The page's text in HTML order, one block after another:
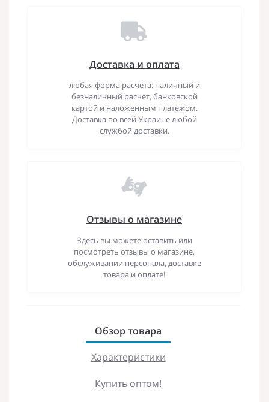
Доставка и оплата
любая форма расчёта: наличный и
безналичный расчет, банковской
картой и наложенным платежом.
Доставка по всей Украине любой
службой доставки.
Отзывы о магазине
Здесь вы можете оставить или
посмотреть отзывы о магазине,
обслуживании персонала, доставке
товара и оплате!
Обзор товара
Характеристики
Купить оптом!